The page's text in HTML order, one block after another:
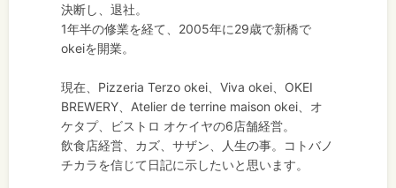
決断し、退社。
1年半の修業を経て、2005年に29歳で新橋で
okeiを開業。
現在、Pizzeria Terzo okei、Viva okei、OKEI
BREWERY、Atelier de terrine maison okei、オ
ケタプ、ビストロ オケイヤの6店舗経営。
飲食店経営、カズ、サザン、人生の事。コトバノ
チカラを信じて日記に示したいと思います。